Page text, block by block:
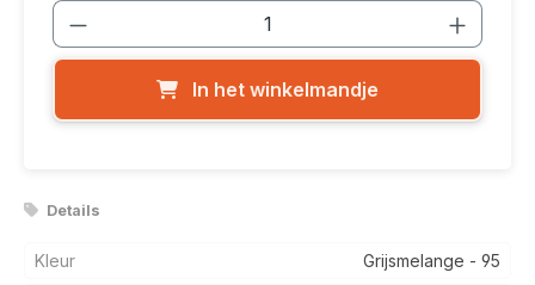
Producthoeveelheid: Voer de
In het winkelmandje
Details
Kleur Grijsmelange - 95